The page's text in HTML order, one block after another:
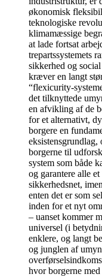
økonomisk
teknologiske
klimamæssige
at lade fortsat
trepartssystemets
sikkerhed og
kræver en langt
“flexicurity-
det tilknyttede
en afvikling af de
for et alternativt,
borgere en
borgerne til
system som både
og garantere alle
sikkerhedsnet,
enten det er som
inden for et nyt
– uanset kommer
universel (i
enklere, og langt
og junglen af
hvor borgerne med